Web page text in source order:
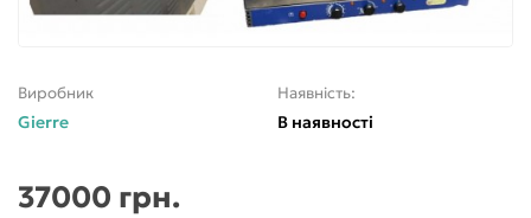
Виробник
Gierre
Наявність:
В наявності
37000 грн.